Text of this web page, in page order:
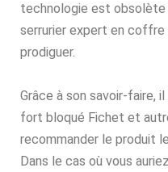
technologie est obsolète
serrurier expert en
prodiguer.
Grâce à son savoir-faire,
fort bloqué Fichet et
recommander le produit
Dans le cas où vous